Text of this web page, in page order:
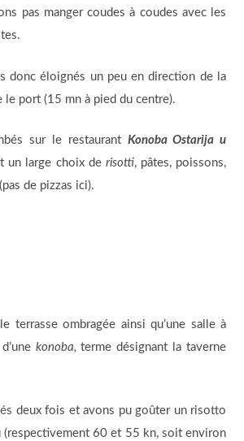
pas manger coudes à coudes avec les
donc éloignés un peu en direction de la
le port (15 mn à pied du centre).
sur le restaurant Konoba Ostarija u
un large choix de risotti, pâtes, poissons,
de pizzas ici).
terrasse ombragée ainsi qu’une salle à
konoba,terme désignant la taverne
deux fois et avons pu goûter un risotto
(respectivement 60 et 55 kn, soit environ